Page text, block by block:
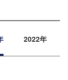
2022年